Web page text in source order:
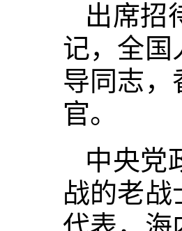
出席招
记，全国
导同志，
官。
中央党
战的老战